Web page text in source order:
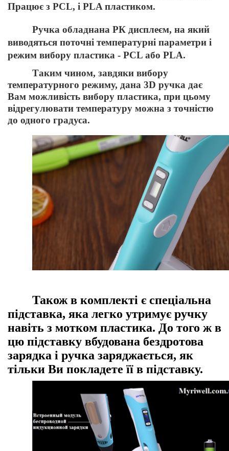
Працює з PCL, і PLA пластиком.
Ручка обладнана РК дисплеєм, на який
виводяться поточні температурні параметри і
режим вибору пластика - PCL або PLA.
Таким чином, завдяки вибору
температурного режиму, дана 3D ручка дає
Вам можливість вибору пластика, при цьому
відрегулювати температуру можна з точністю
до одного градуса.
Також в комплекті є спеціальна
підставка, яка легко утримує ручку
навіть з мотком пластика. До того ж в
цю підставку вбудована бездротова
зарядка і ручка заряджається, як
тільки Ви покладете її в підставку.